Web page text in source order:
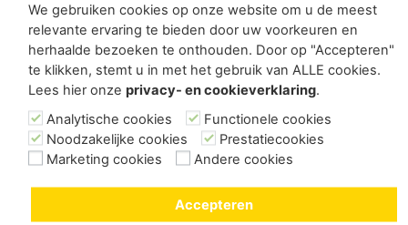
We gebruiken cookies op onze website om u de meest
relevante ervaring te bieden door uw voorkeuren en
herhaalde bezoeken te onthouden. Door op "Accepteren"
te klikken, stemt u in met het gebruik van ALLE cookies.
Lees hier onze privacy- en cookieverklaring.
Analytische cookies
Functionele cookies
Noodzakelijke cookies
Prestatiecookies
Marketing cookies
Andere cookies
Accepteren